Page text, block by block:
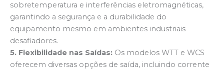
sobretemperatura e interferências eletromagnéticas,
garantindo a segurança e a durabilidade do
equipamento mesmo em ambientes industriais
desafiadores.
5. Flexibilidade nas Saídas: Os modelos WTT e WCS
oferecem diversas opções de saída, incluindo corrente